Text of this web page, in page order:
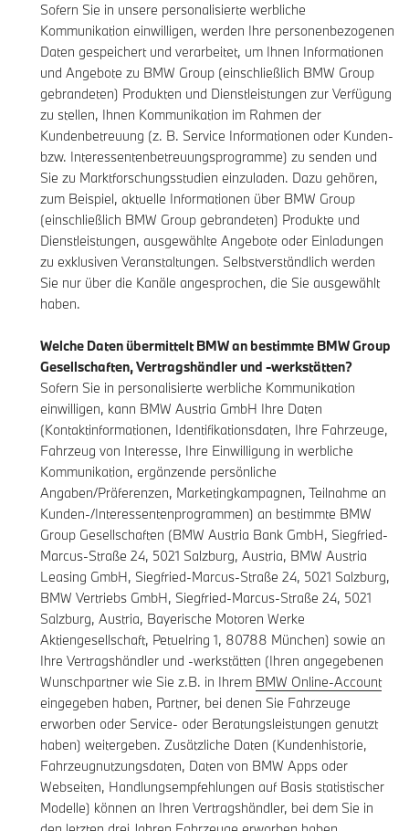
Sofern Sie in unsere personalisierte werbliche
Kommunikation einwilligen, werden Ihre personenbezogenen
Daten gespeichert und verarbeitet, um Ihnen Informationen
und Angebote zu BMW Group (einschließlich BMW Group
gebrandeten) Produkten und Dienstleistungen zur Verfügung
zu stellen, Ihnen Kommunikation im Rahmen der
Kundenbetreuung (z. B. Service Informationen oder Kunden-
bzw. Interessentenbetreuungsprogramme) zu senden und
Sie zu Marktforschungsstudien einzuladen. Dazu gehören,
zum Beispiel, aktuelle Informationen über BMW Group
(einschließlich BMW Group gebrandeten) Produkte und
Dienstleistungen, ausgewählte Angebote oder Einladungen
zu exklusiven Veranstaltungen. Selbstverständlich werden
Sie nur über die Kanäle angesprochen, die Sie ausgewählt
haben.
Welche Daten übermittelt BMW an bestimmte BMW Group
Gesellschaften, Vertragshändler und -werkstätten?
Sofern Sie in personalisierte werbliche Kommunikation
einwilligen, kann BMW Austria GmbH Ihre Daten
(Kontaktinformationen, Identifikationsdaten, Ihre Fahrzeuge,
Fahrzeug von Interesse, Ihre Einwilligung in werbliche
Kommunikation, ergänzende persönliche
Angaben/Präferenzen, Marketingkampagnen, Teilnahme an
Kunden-/Interessentenprogrammen) an bestimmte BMW
Group Gesellschaften (BMW Austria Bank GmbH, Siegfried-
Marcus-Straße 24, 5021 Salzburg, Austria, BMW Austria
Leasing GmbH, Siegfried-Marcus-Straße 24, 5021 Salzburg,
BMW Vertriebs GmbH, Siegfried-Marcus-Straße 24, 5021
Salzburg, Austria, Bayerische Motoren Werke
Aktiengesellschaft, Petuelring 1, 80788 München) sowie an
Ihre Vertragshändler und -werkstätten (Ihren angegebenen
Wunschpartner wie Sie z.B. in Ihrem BMW Online-Account
eingegeben haben, Partner, bei denen Sie Fahrzeuge
erworben oder Service- oder Beratungsleistungen genutzt
haben) weitergeben. Zusätzliche Daten (Kundenhistorie,
Fahrzeugnutzungsdaten, Daten von BMW Apps oder
Webseiten, Handlungsempfehlungen auf Basis statistischer
Modelle) können an Ihren Vertragshändler, bei dem Sie in